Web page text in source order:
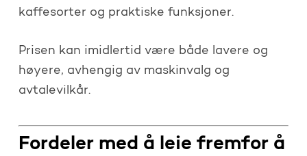
kaffesorter og praktiske funksjoner.
Prisen kan imidlertid være både lavere og
høyere, avhengig av maskinvalg og
avtalevilkår.
Fordeler med å leie fremfor å